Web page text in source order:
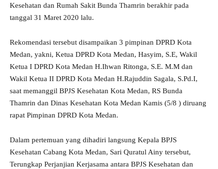
Kesehatan dan Rumah Sakit Bunda Thamrin berakhir pada
tanggal 31 Maret 2020 lalu.
Rekomendasi tersebut disampaikan 3 pimpinan DPRD Kota
Medan, yakni, Ketua DPRD Kota Medan, Hasyim, S.E, Wakil
Ketua I DPRD Kota Medan H.Ihwan Ritonga, S.E. M.M dan
Wakil Ketua II DPRD Kota Medan H.Rajuddin Sagala, S.Pd.I,
saat memanggil BPJS Kesehatan Kota Medan, RS Bunda
Thamrin dan Dinas Kesehatan Kota Medan Kamis (5/8 ) diruang
rapat Pimpinan DPRD Kota Medan.
Dalam pertemuan yang dihadiri langsung Kepala BPJS
Kesehatan Cabang Kota Medan, Sari Quratul Ainy tersebut,
Terungkap Perjanjian Kerjasama antara BPJS Kesehatan dan